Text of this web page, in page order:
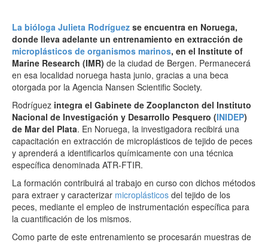
La bióloga Julieta Rodríguez se encuentra en Noruega,
donde lleva adelante un entrenamiento en extracción de
microplásticos de organismos marinos, en el Institute of
Marine Research (IMR) de la ciudad de Bergen. Permanecerá
en esa localidad noruega hasta junio, gracias a una beca
otorgada por la Agencia Nansen Scientific Society.
Rodríguez integra el Gabinete de Zooplancton del Instituto
Nacional de Investigación y Desarrollo Pesquero (INIDEP)
de Mar del Plata. En Noruega, la investigadora recibirá una
capacitación en extracción de microplásticos de tejido de peces
y aprenderá a identificarlos químicamente con una técnica
específica denominada ATR-FTIR.
La formación contribuirá al trabajo en curso con dichos métodos
para extraer y caracterizar microplásticos del tejido de los
peces, mediante el empleo de instrumentación específica para
la cuantificación de los mismos.
Como parte de este entrenamiento se procesarán muestras de